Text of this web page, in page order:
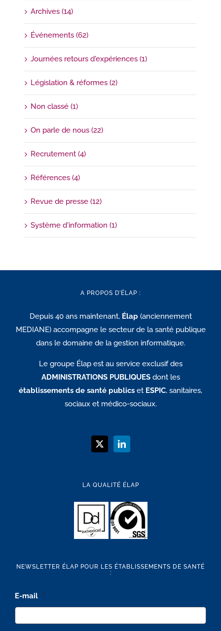
Archives (14)
Événements (62)
Journées retours d'expériences (1)
Législation & réformes (2)
Non classé (1)
On parle de nous (22)
Recrutement (4)
Références (4)
Revue de presse (12)
Système d'information (1)
A PROPOS D’ÉLAP :
Depuis 40 ans maintenant, Élap (anciennement
MEDIANE) accompagne le secteur de la santé publique
dans le domaine de la gestion informatique.
Le groupe Élap est au service exclusif des
ADMINISTRATIONS PUBLIQUESdont les
établissements de santé publics et ESPIC, sanitaires,
sociaux et médico-sociaux.
LA QUALITÉ ÉLAP
NEWSLETTER ÉLAP POUR LES ÉTABLISSEMENTS DE SANTÉ
:
E-mail *